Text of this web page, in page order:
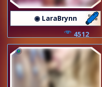
◉ LaraBrynn
4512